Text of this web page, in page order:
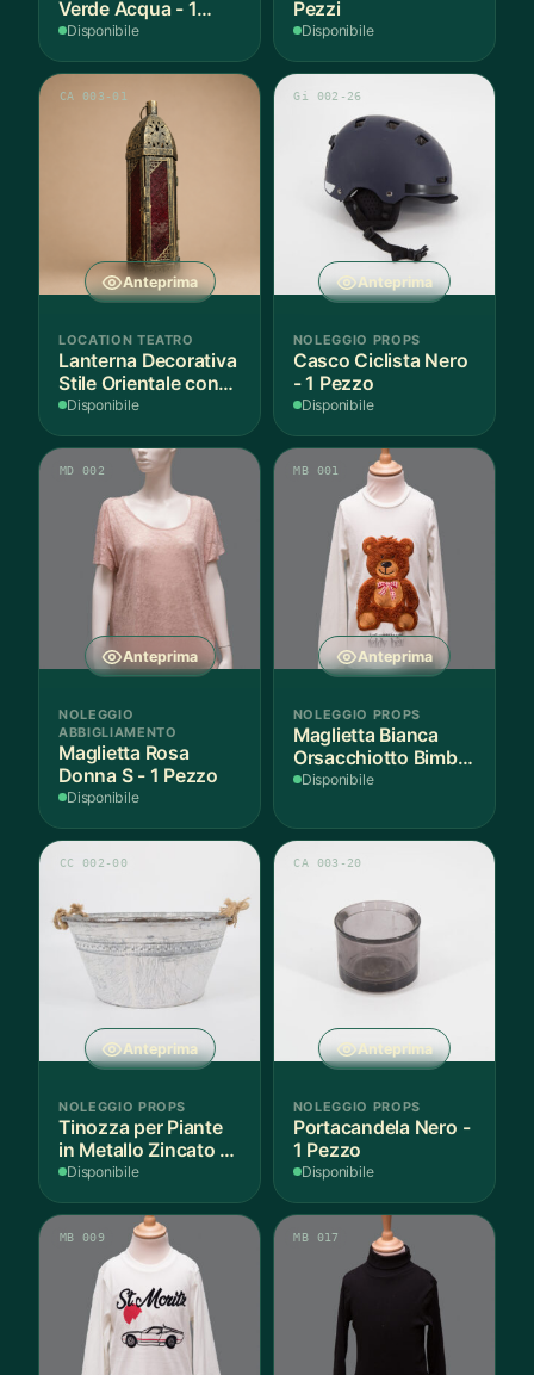
Verde Acqua - 1
Pezzo
Disponibile
Pezzi
Disponibile
Anteprima
CA 003-01
LOCATION TEATRO
Lanterna Decorativa
Stile Orientale con
Vetri Rossi
Disponibile
Anteprima
Gi 002-26
NOLEGGIO PROPS
Casco Ciclista Nero
- 1 Pezzo
Disponibile
Anteprima
MD 002
NOLEGGIO
ABBIGLIAMENTO
Maglietta Rosa
Donna S - 1 Pezzo
Disponibile
Anteprima
MB 001
NOLEGGIO PROPS
Maglietta Bianca
Orsacchiotto Bimbo
6-7 Anni Cotone - 1
Disponibile
Anteprima
CC 002-00
NOLEGGIO PROPS
Tinozza per Piante
in Metallo Zincato -
1 Pezzo
Disponibile
Anteprima
CA 003-20
NOLEGGIO PROPS
Portacandela Nero -
1 Pezzo
Disponibile
MB 009 MB 017